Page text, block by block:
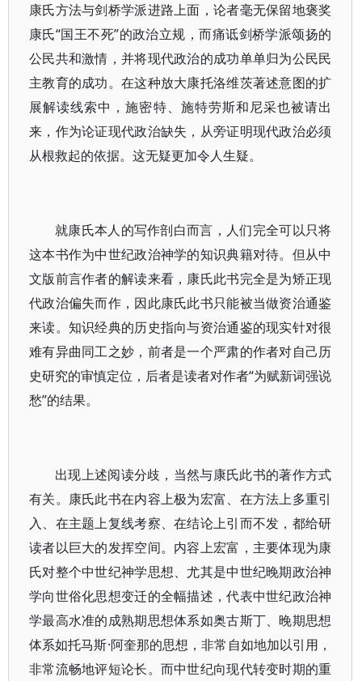
康氏方法与剑桥学派进路上面，论者毫无保留地褒奖
康氏“国王不死”的政治立规，而痛诋剑桥学派颂扬的
公民共和激情，并将现代政治的成功单单归为公民民
主教育的成功。在这种放大康托洛维茨著述意图的扩
展解读线索中，施密特、施特劳斯和尼采也被请出
来，作为论证现代政治缺失，从旁证明现代政治必须
从根救起的依据。这无疑更加令人生疑。
就康氏本人的写作剖白而言，人们完全可以只将
这本书作为中世纪政治神学的知识典籍对待。但从中
文版前言作者的解读来看，康氏此书完全是为矫正现
代政治偏失而作，因此康氏此书只能被当做资治通鉴
来读。知识经典的历史指向与资治通鉴的现实针对很
难有异曲同工之妙，前者是一个严肃的作者对自己历
史研究的审慎定位，后者是读者对作者“为赋新词强说
愁”的结果。
出现上述阅读分歧，当然与康氏此书的著作方式
有关。康氏此书在内容上极为宏富、在方法上多重引
入、在主题上复线考察、在结论上引而不发，都给研
读者以巨大的发挥空间。内容上宏富，主要体现为康
氏对整个中世纪神学思想、尤其是中世纪晚期政治神
学向世俗化思想变迁的全幅描述，代表中世纪政治神
学最高水准的成熟期思想体系如奥古斯丁、晚期思想
体系如托马斯·阿奎那的思想，非常自如地加以引用，
非常流畅地评短论长。而中世纪向现代转变时期的重